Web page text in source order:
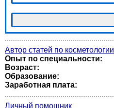
Автор статей по косметологии
Опыт по специальности:
Возраст:
Образование:
Заработная плата:
Личный помощник